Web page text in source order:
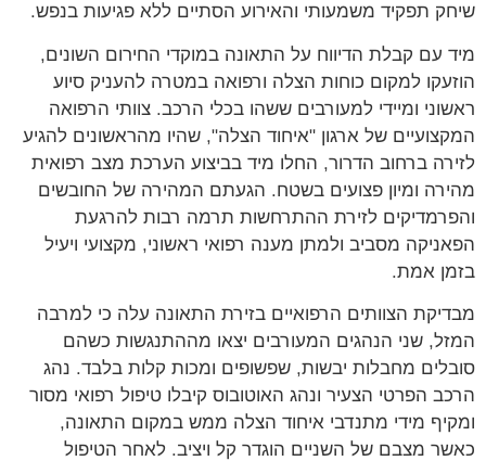
תפקיד משמעותי והאירוע הסתיים ללא פגיעות בנפש.
עם קבלת הדיווח על התאונה במוקדי החירום השונים,
למקום כוחות הצלה ורפואה במטרה להעניק סיוע
ומיידי למעורבים ששהו בכלי הרכב. צוותי הרפואה
של ארגון "איחוד הצלה", שהיו מהראשונים להגיע
ברחוב הדרור, החלו מיד בביצוע הערכת מצב רפואית
ומיון פצועים בשטח. הגעתם המהירה של החובשים
לזירת ההתרחשות תרמה רבות להרגעת
מסביב ולמתן מענה רפואי ראשוני, מקצועי ויעיל
אמת.
הצוותים הרפואיים בזירת התאונה עלה כי למרבה
שני הנהגים המעורבים יצאו מההתנגשות כשהם
מחבלות יבשות, שפשופים ומכות קלות בלבד. נהג
הפרטי הצעיר ונהג האוטובוס קיבלו טיפול רפואי מסור
מידי מתנדבי איחוד הצלה ממש במקום התאונה,
מצבם של השניים הוגדר קל ויציב. לאחר הטיפול